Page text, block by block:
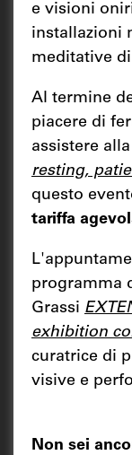
e visioni
installazioni
meditative
Al termine
piacere di
assistere
resting,
questo
tariffa
programma
Grassi
exhibition
curatrice di
visive e
Non sei